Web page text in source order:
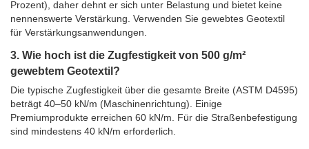
Prozent), daher dehnt er sich unter Belastung und bietet keine
nennenswerte Verstärkung. Verwenden Sie gewebtes Geotextil
für Verstärkungsanwendungen.
3. Wie hoch ist die Zugfestigkeit von 500 g/m²
gewebtem Geotextil?
Die typische Zugfestigkeit über die gesamte Breite (ASTM D4595)
beträgt 40–50 kN/m (Maschinenrichtung). Einige
Premiumprodukte erreichen 60 kN/m. Für die Straßenbefestigung
sind mindestens 40 kN/m erforderlich.